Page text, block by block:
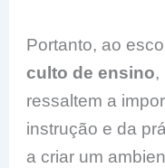
Portanto, ao
culto de ensino,
ressaltem a
instrução e da
a criar um